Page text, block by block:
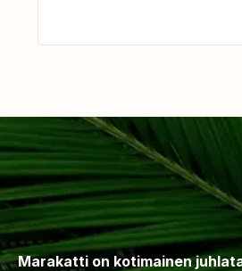
Marakatti on kotimainen